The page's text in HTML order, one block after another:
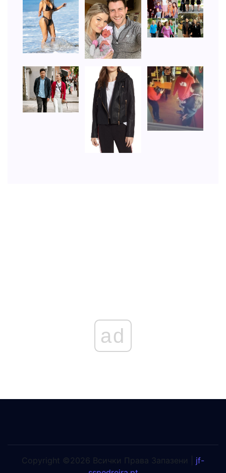
ad
Copyright ©2026 Всички Права Запазени | jf-